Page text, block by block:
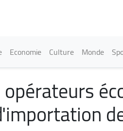
Economie Culture Monde